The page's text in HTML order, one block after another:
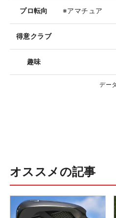
プロ転向 ※アマチュア
得意クラブ
趣味
デー
オススメの記事